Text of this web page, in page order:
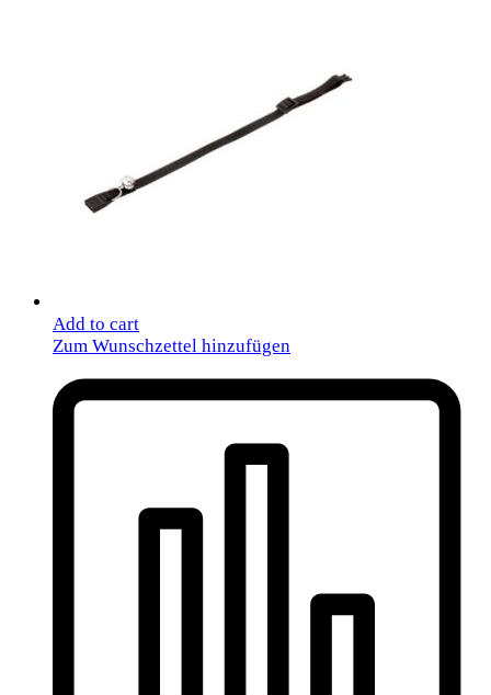
Add to cart
Zum Wunschzettel hinzufügen